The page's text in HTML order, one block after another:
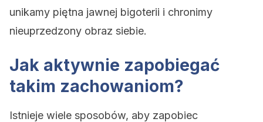
unikamy piętna jawnej bigoterii i chronimy
nieuprzedzony obraz siebie.
Jak aktywnie zapobiegać
takim zachowaniom?
Istnieje wiele sposobów, aby zapobiec